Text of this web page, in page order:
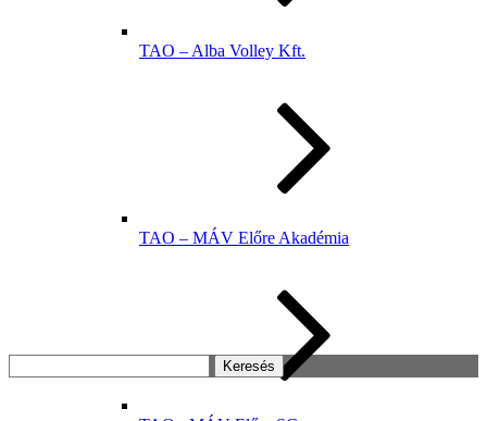
TAO – Alba Volley Kft.
TAO – MÁV Előre Akadémia